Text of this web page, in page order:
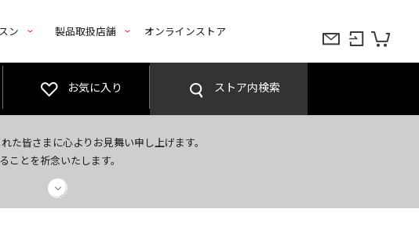
ン 製品取扱店舗 オンラインストア
お気に入り ストア内検索
皆さまに心よりお見舞い申し上げます。
とを祈念いたします。
ト！